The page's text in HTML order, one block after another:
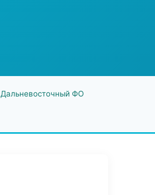
Дальневосточный ФО